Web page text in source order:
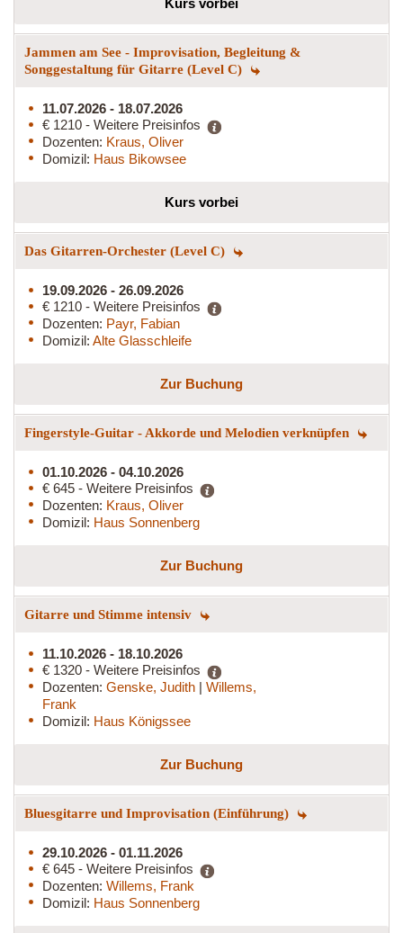
Jammen am See - Improvisation, Begleitung &
Songgestaltung für Gitarre (Level C)
11.07.2026 - 18.07.2026
€ 1210 - Weitere Preisinfos
Dozenten: Kraus, Oliver
Domizil: Haus Bikowsee
Kurs vorbei
Das Gitarren-Orchester (Level C)
19.09.2026 - 26.09.2026
€ 1210 - Weitere Preisinfos
Dozenten: Payr, Fabian
Domizil: Alte Glasschleife
Zur Buchung
Fingerstyle-Guitar - Akkorde und Melodien verknüpfen
01.10.2026 - 04.10.2026
€ 645 - Weitere Preisinfos
Dozenten: Kraus, Oliver
Domizil: Haus Sonnenberg
Zur Buchung
Gitarre und Stimme intensiv
11.10.2026 - 18.10.2026
€ 1320 - Weitere Preisinfos
Dozenten: Genske, Judith | Willems,
Frank
Domizil: Haus Königssee
Zur Buchung
Bluesgitarre und Improvisation (Einführung)
29.10.2026 - 01.11.2026
€ 645 - Weitere Preisinfos
Dozenten: Willems, Frank
Domizil: Haus Sonnenberg